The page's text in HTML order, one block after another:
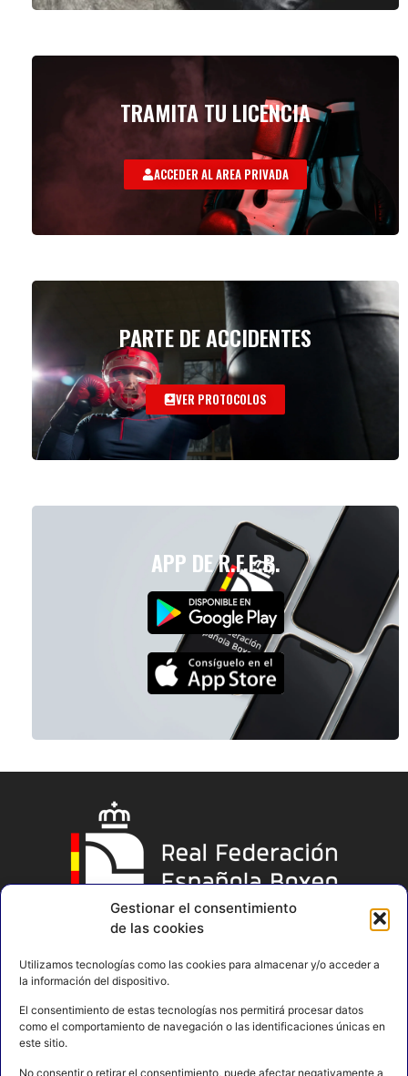
Gestionar el consentimiento
de las cookies
Utilizamos tecnologías como las cookies para almacenar y/o acceder a
la información del dispositivo.
El consentimiento de estas tecnologías nos permitirá procesar datos
como el comportamiento de navegación o las identificaciones únicas en
este sitio.
No consentir o retirar el consentimiento, puede afectar negativamente a
TRAMITA TU LICENCIA
ACCEDER AL AREA PRIVADA
PARTE DE ACCIDENTES
VER PROTOCOLOS
APP DE R.F.E.B.